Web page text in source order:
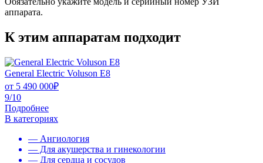
аппарата.
К этим аппаратам подходит
General Electric Voluson E8
от 5 490 000₽
9/10
Подробнее
В категориях
— Ангиология
— Для акушерства и гинекологии
— Для сердца и сосудов